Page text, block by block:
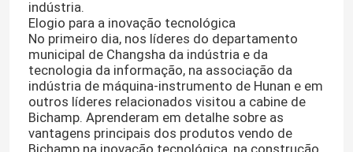
indústria.
Elogio para a inovação tecnológica
No primeiro dia, nos líderes do departamento
municipal de Changsha da indústria e da
tecnologia da informação, na associação da
indústria de máquina-instrumento de Hunan e em
outros líderes relacionados visitou a cabine de
Bichamp. Aprenderam em detalhe sobre as
vantagens principais dos produtos vendo de
Bichamp na inovação tecnológica, na construção